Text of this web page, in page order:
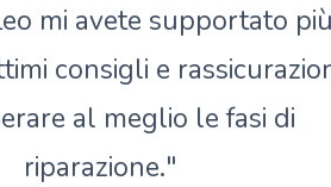
mi avete supportato
consigli e
al meglio le fasi di
riparazione."